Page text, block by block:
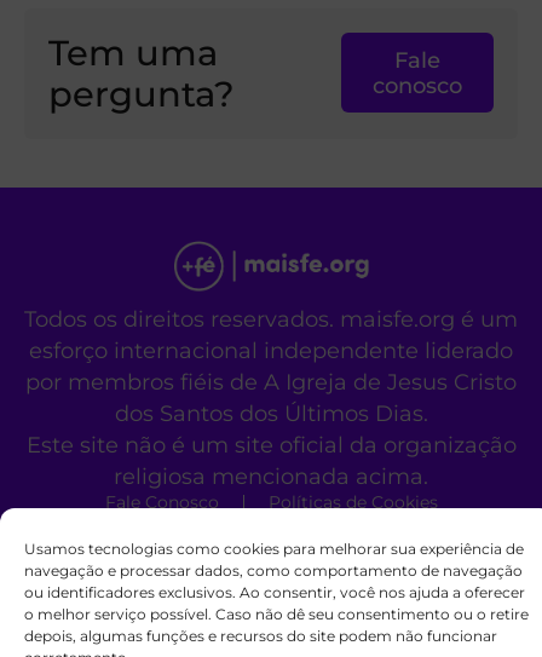
Usamos tecnologias como cookies para melhorar sua experiência de
navegação e processar dados, como comportamento de navegação
ou identificadores exclusivos. Ao consentir, você nos ajuda a oferecer
o melhor serviço possível. Caso não dê seu consentimento ou o retire
depois, algumas funções e recursos do site podem não funcionar
Tem uma
pergunta?
Fale
conosco
Todos os direitos reservados. maisfe.org é um
esforço internacional independente liderado
por membros fiéis de A Igreja de Jesus Cristo
dos Santos dos Últimos Dias.
Este site não é um site oficial da organização
religiosa mencionada acima.
Fale Conosco Políticas de Cookies